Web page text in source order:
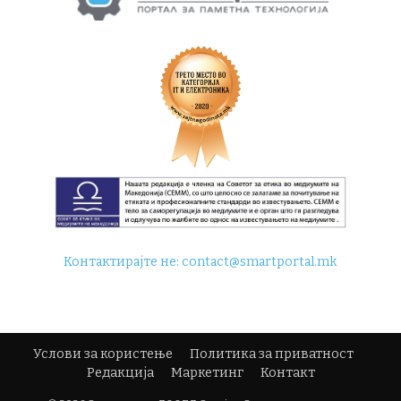
Контактирајте не:contact@smartportal.mk
Услови за користење
Политика за приватност
Редакција
Маркетинг Контакт